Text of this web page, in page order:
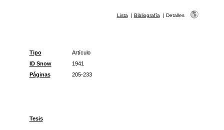
Lista | Bibliografía | Detalles
Tipo
Artículo
ID Snow
1941
Páginas
205-233
Tesis